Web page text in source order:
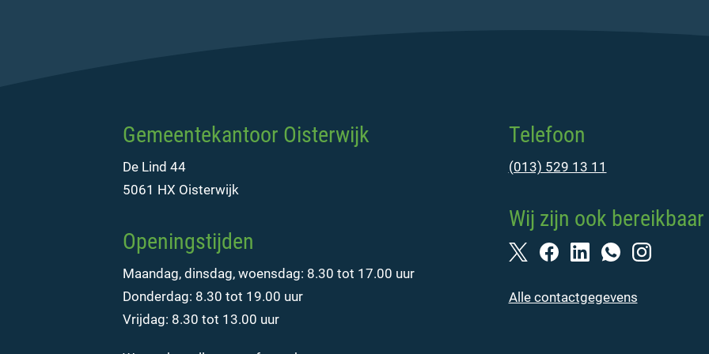
Gemeentekantoor Oisterwijk
De Lind 44
5061 HX Oisterwijk
Openingstijden
Maandag, dinsdag, woensdag: 8.30 tot 17.00 uur
Donderdag: 8.30 tot 19.00 uur
Vrijdag: 8.30 tot 13.00 uur
Telefoon
(013) 529 13 11
Wij zijn ook bereikbaar
Alle contactgegevens